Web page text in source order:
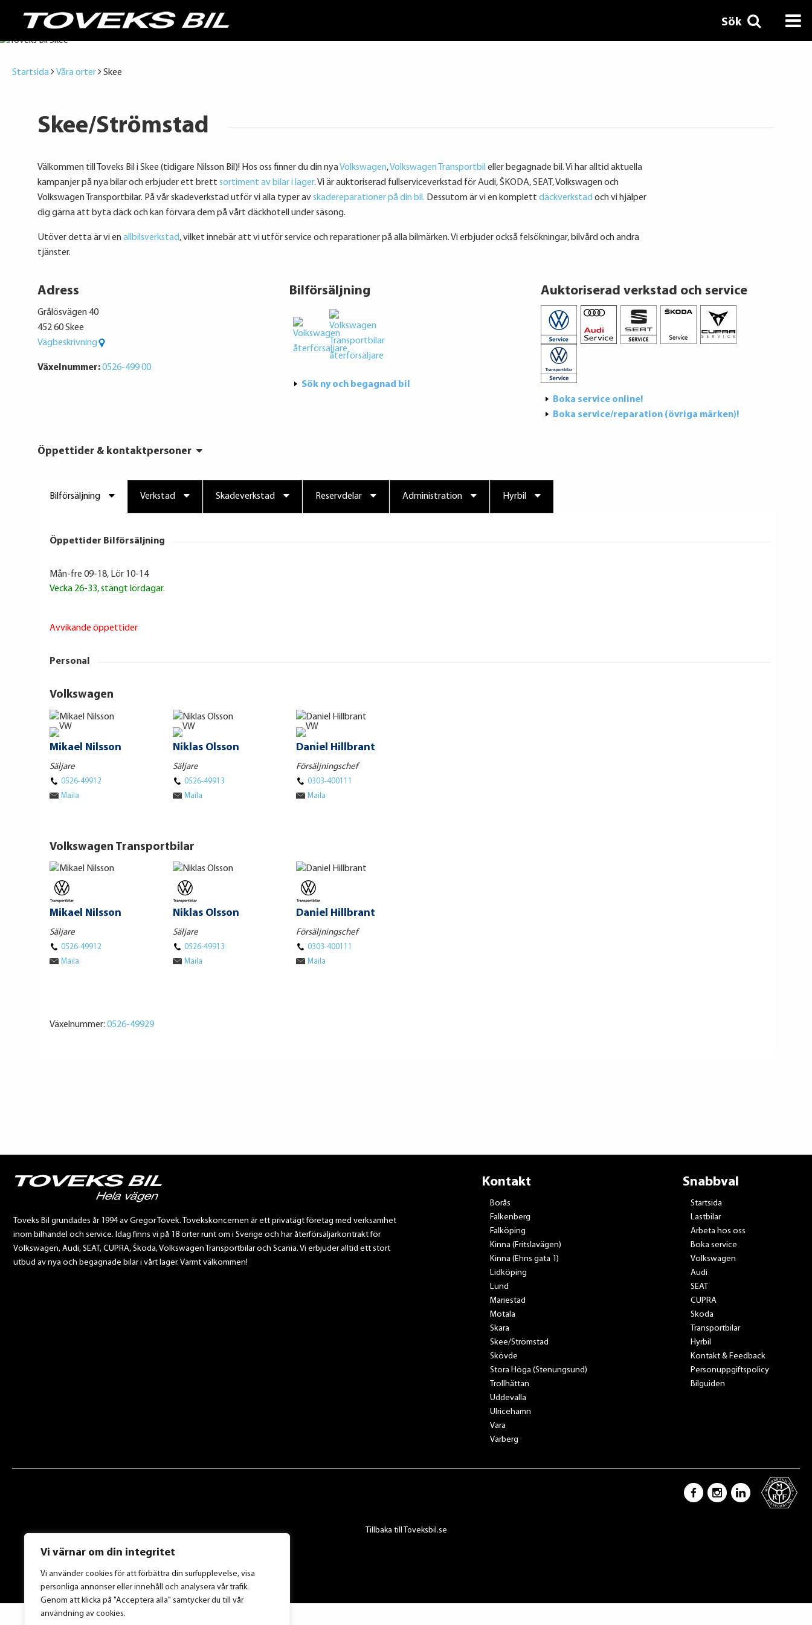
Vi värnar om din integritet
Vi använder cookies för att förbättra din surfupplevelse, visa
personliga annonser eller innehåll och analysera vår trafik.
Genom att klicka på "Acceptera alla" samtycker du till vår
användning av cookies.
Sök
Startsida Våra orter Skee
Skee/Strömstad
Välkommen till Toveks Bil i Skee (tidigare Nilsson Bil)! Hos oss finner du din nyaVolkswagen,Volkswagen Transportbil eller begagnade bil. Vi har alltid aktuella
kampanjer på nya bilar och erbjuder ett brett sortiment av bilar i lager. Vi är auktoriserad fullserviceverkstad för Audi, ŠKODA, SEAT, Volkswagen och
Volkswagen Transportbilar. På vår skadeverkstad utför vi alla typer avskadereparationer på din bil. Dessutom är vi en komplett däckverkstad och vi hjälper
dig gärna att byta däck och kan förvara dem på vårt däckhotell under säsong.
Utöver detta är vi enallbilsverkstad, vilket innebär att vi utför service och reparationer på alla bilmärken. Vi erbjuder också felsökningar, bilvård och andra
tjänster.
Adress
Grålösvägen 40
452 60 Skee
Vägbeskrivning
Växelnummer:0526-499 00
Bilförsäljning
Sök ny och begagnad bil
Auktoriserad verkstad och service
Boka service online!
Boka service/reparation (övriga märken)!
Öppettider & kontaktpersoner
Bilförsäljning Verkstad Skadeverkstad Reservdelar Administration Hyrbil
Öppettider Bilförsäljning
Mån-fre 09-18, Lör 10-14
Vecka 26-33, stängt lördagar.
Avvikande öppettider
Personal
Volkswagen
Mikael Nilsson
Säljare
0526-49912
Maila
Niklas Olsson
Säljare
0526-49913
Maila
Daniel Hillbrant
Försäljningschef
0303-400111
Maila
Volkswagen Transportbilar
Mikael Nilsson
Säljare
0526-49912
Maila
Niklas Olsson
Säljare
0526-49913
Maila
Daniel Hillbrant
Försäljningschef
0303-400111
Maila
Växelnummer: 0526-49929
Toveks Bil grundades år 1994 av Gregor Tovek. Tovekskoncernen är ett privatägt företag med verksamhet
inom bilhandel och service. Idag finns vi på 18 orter runt om i Sverige och har återförsäljarkontrakt för
Volkswagen, Audi, SEAT, CUPRA, Škoda, Volkswagen Transportbilar och Scania. Vi erbjuder alltid ett stort
utbud av nya och begagnade bilar i vårt lager. Varmt välkommen!
Kontakt
Borås
Falkenberg
Falköping
Kinna (Fritslavägen)
Kinna (Ehns gata 1)
Lidköping
Lund
Mariestad
Motala
Skara
Skee/Strömstad
Skövde
Stora Höga (Stenungsund)
Trollhättan
Uddevalla
Ulricehamn
Vara
Varberg
Snabbval
Startsida
Lastbilar
Arbeta hos oss
Boka service
Volkswagen
Audi
SEAT
CUPRA
Skoda
Transportbilar
Hyrbil
Kontakt & Feedback
Personuppgiftspolicy
Bilguiden
Tillbaka till Toveksbil.se